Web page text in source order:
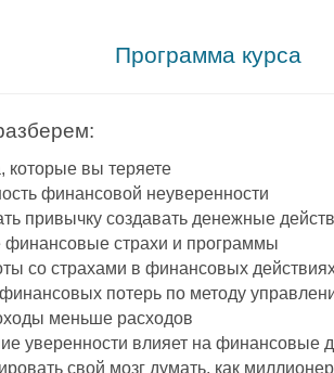
Программа курса
которые вы теряете
финансовой неуверенности
привычку создавать денежные
страхи и программы
со страхами в финансовых
финансовых потерь по методу
меньше расходов
уверенности влияет на финансовые
свой мозг думать, как миллионер